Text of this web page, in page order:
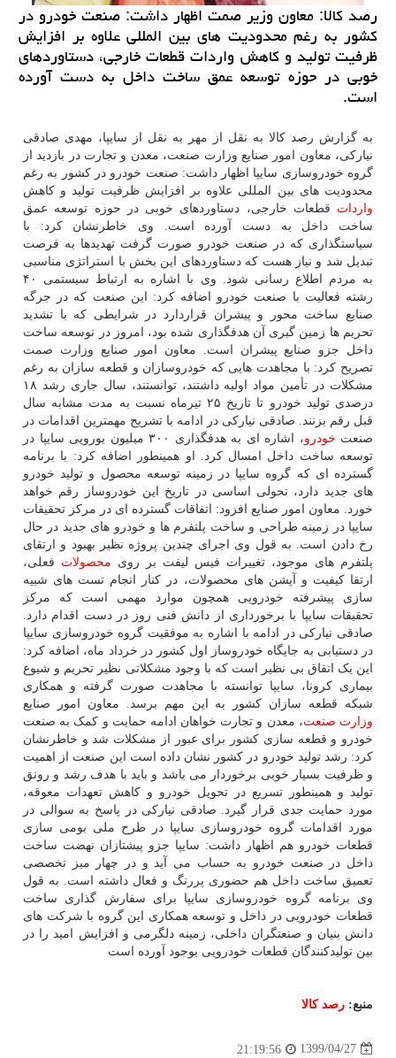
رصد كالا: معاون وزیر صمت اظهار داشت: صنعت خودرو در
كشور به رغم محدودیت های بین المللی علاوه بر افزایش
ظرفیت تولید و كاهش واردات قطعات خارجی، دستاوردهای
خوبی در حوزه توسعه عمق ساخت داخل به دست آورده
است.
به گزارش رصد کالا به نقل از مهر به نقل از سایپا، مهدی صادقی
نیارکی، معاون امور صنایع وزارت صنعت، معدن و تجارت در بازدید از
گروه خودروسازی سایپا اظهار داشت: صنعت خودرو در کشور به رغم
محدودیت های بین المللی علاوه بر افزایش ظرفیت تولید و کاهش
واردات قطعات خارجی، دستاوردهای خوبی در حوزه توسعه عمق
ساخت داخل به دست آورده است. وی خاطرنشان کرد: با
سیاستگذاری که در صنعت خودرو صورت گرفت تهدیدها به فرصت
تبدیل شد و نیاز هست که دستاوردهای این بخش با استراتژی مناسبی
به مردم اطلاع رسانی شود. وی با اشاره به ارتباط سیستمی ۴۰
رشته فعالیت با صنعت خودرو اضافه کرد: این صنعت که در جرگه
صنایع ساخت محور و پیشران قراردارد در شرایطی که با تشدید
تحریم ها زمین گیری آن هدفگذاری شده بود، امروز در توسعه ساخت
داخل جزو صنایع پیشران است. معاون امور صنایع وزارت صمت
تصریح کرد: با مجاهدت هایی که خودروسازان و قطعه سازان به رغم
مشکلات در تأمین مواد اولیه داشتند، توانستند، سال جاری رشد ۱۸
درصدی تولید خودرو تا تاریخ ۲۵ تیرماه نسبت به مدت مشابه سال
قبل رقم بزنند. صادقی نیارکی در ادامه با تشریح مهمترین اقدامات در
صنعت خودرو
، اشاره ای به هدفگذاری ۳۰۰ میلیون یورویی سایپا در
توسعه ساخت داخل امسال کرد. او همینطور اضافه کرد: با برنامه
گسترده ای که گروه سایپا در زمینه توسعه محصول و تولید خودرو
های جدید دارد، تحولی اساسی در تاریخ این خودروساز رقم خواهد
خورد. معاون امور صنایع افزود: اتفاقات گسترده ای در مرکز تحقیقات
سایپا در زمینه طراحی و ساخت پلتفرم ها و خودرو های جدید در حال
رخ دادن است. به قول وی اجرای چندین پروژه نظیر بهبود و ارتقای
پلتفرم های موجود، تغییرات فیس لیفت بر روی محصولات فعلی،
ارتقا کیفیت و آپشن های محصولات، در کنار انجام تست های شبیه
سازی پیشرفته خودرویی همچون موارد مهمی است که مرکز
تحقیقات سایپا با برخورداری از دانش فنی روز در دست اقدام دارد.
صادقی نیارکی در ادامه با اشاره به موفقیت گروه خودروسازی سایپا
در دستیابی به جایگاه خودروساز اول کشور در خرداد ماه، اضافه کرد:
این یک اتفاق بی نظیر است که با وجود مشکلاتی نظیر تحریم و شیوع
بیماری کرونا، سایپا توانسته با مجاهدت صورت گرفته و همکاری
شبکه قطعه سازان کشور به این مهم برسد. معاون امور صنایع
وزارت صنعت، معدن و تجارت خواهان ادامه حمایت و کمک به صنعت
خودرو و قطعه سازی کشور برای عبور از مشکلات شد و خاطرنشان
کرد: رشد تولید خودرو در کشور نشان داده است این صنعت از اهمیت
و ظرفیت بسیار خوبی برخوردار می باشد و باید با هدف رشد و رونق
تولید و همینطور تسریع در تحویل خودرو و کاهش تعهدات معوقه،
مورد حمایت جدی قرار گیرد. صادقی نیارکی در پاسخ به سوالی در
مورد اقدامات گروه خودروسازی سایپا در طرح ملی بومی سازی
قطعات خودرو هم اظهار داشت: سایپا جزو پیشتازان نهضت ساخت
داخل در صنعت خودرو به حساب می آید و در چهار میز تخصصی
تعمیق ساخت داخل هم حضوری پررنگ و فعال داشته است. به قول
وی برنامه گروه خودروسازی سایپا برای سفارش گذاری ساخت
قطعات خودرویی در داخل و توسعه همکاری این گروه با شرکت های
دانش بنیان و صنعتگران داخلی، زمینه دلگرمی و افزایش امید را در
بین تولیدکنندگان قطعات خودرویی بوجود آورده است
منبع: رصد كالا
1399/04/27
21:19:56